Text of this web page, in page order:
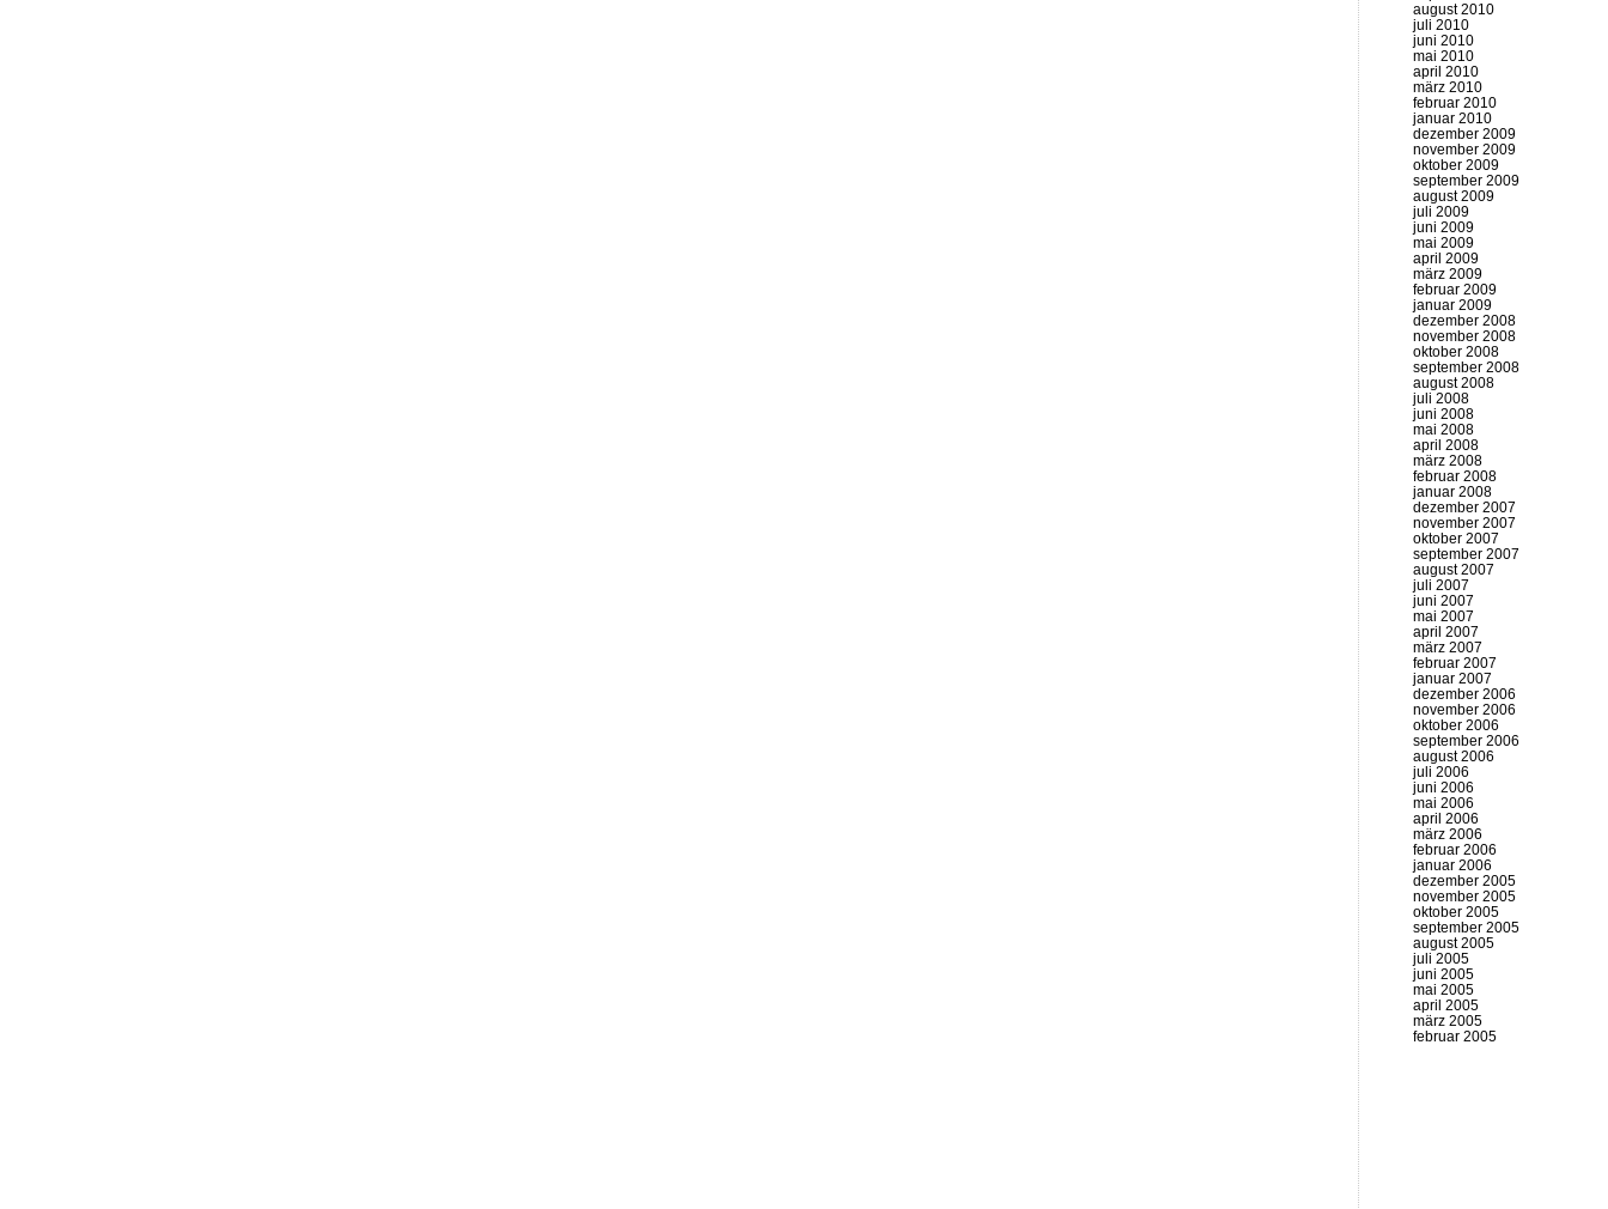
august 2010
juli 2010
juni 2010
mai 2010
april 2010
märz 2010
februar 2010
januar 2010
dezember 2009
november 2009
oktober 2009
september 2009
august 2009
juli 2009
juni 2009
mai 2009
april 2009
märz 2009
februar 2009
januar 2009
dezember 2008
november 2008
oktober 2008
september 2008
august 2008
juli 2008
juni 2008
mai 2008
april 2008
märz 2008
februar 2008
januar 2008
dezember 2007
november 2007
oktober 2007
september 2007
august 2007
juli 2007
juni 2007
mai 2007
april 2007
märz 2007
februar 2007
januar 2007
dezember 2006
november 2006
oktober 2006
september 2006
august 2006
juli 2006
juni 2006
mai 2006
april 2006
märz 2006
februar 2006
januar 2006
dezember 2005
november 2005
oktober 2005
september 2005
august 2005
juli 2005
juni 2005
mai 2005
april 2005
märz 2005
februar 2005